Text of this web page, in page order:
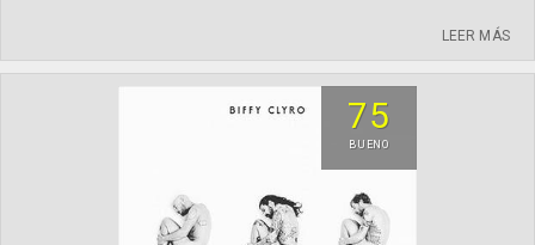
LEER MÁS
75
BUENO